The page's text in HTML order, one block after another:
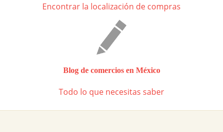
Encontrar la localización de compras
Blog de comercios en México
Todo lo que necesitas saber